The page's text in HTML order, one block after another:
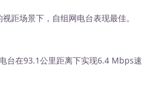
视距场景下，自组网电台表现最佳。
在93.1公里距离下实现6.4 Mbps速